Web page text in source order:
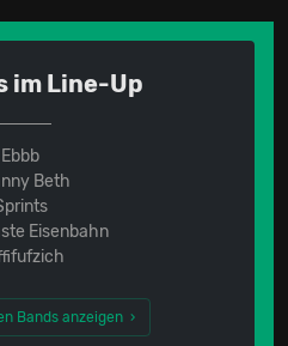
im Line-Up
Ebbb
Beth
Eisenbahn
Bands anzeigen ›